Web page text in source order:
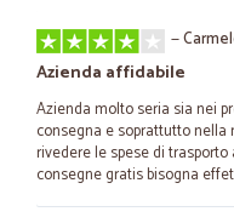
—
Azienda affidabile
Azienda molto seria sia nei
consegna e soprattutto nella
rivedere le spese di
consegne gratis bisogna